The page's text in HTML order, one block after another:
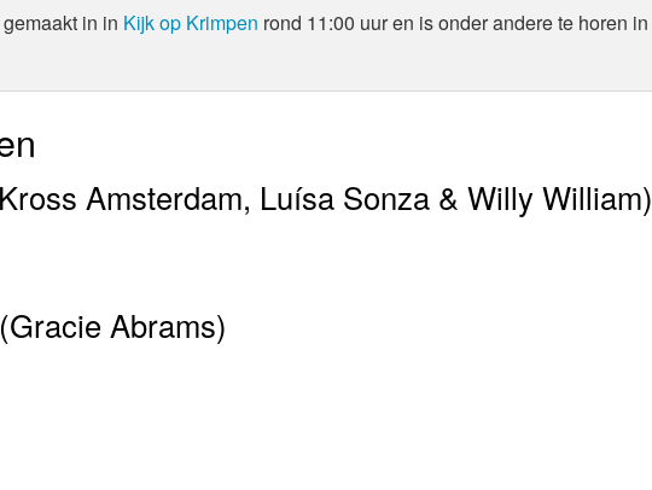
in in Kijk op Krimpen rond 11:00 uur en is onder andere te horen in
Amsterdam, Luísa Sonza & Willy William)
Abrams)